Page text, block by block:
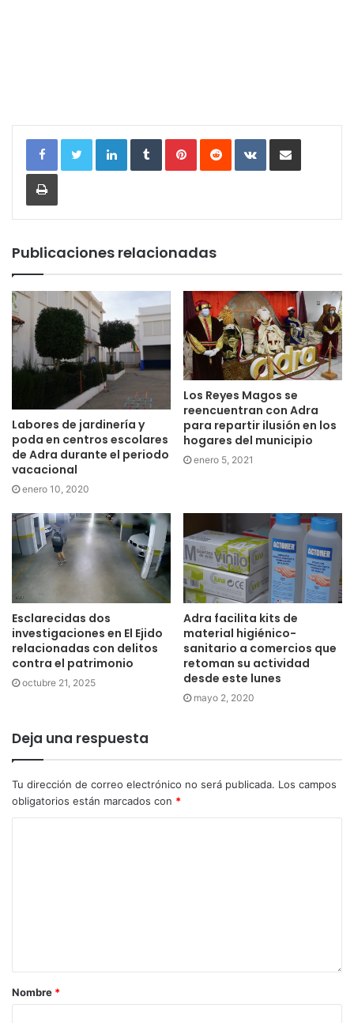
LinkedInTumblrPinterestReddit VKontakteCompartir por correo
Imprimir
Publicaciones relacionadas
Labores de jardinería y
poda en centros escolares
de Adra durante el periodo
vacacional
enero 10, 2020
Los Reyes Magos se
reencuentran con Adra
para repartir ilusión en los
hogares del municipio
enero 5, 2021
Esclarecidas dos
investigaciones en El Ejido
relacionadas con delitos
contra el patrimonio
octubre 21, 2025
Adra facilita kits de
material higiénico-
sanitario a comercios que
retoman su actividad
desde este lunes
mayo 2, 2020
Deja una respuesta
Tu dirección de correo electrónico no será publicada. Los campos
obligatorios están marcados con *
Nombre *